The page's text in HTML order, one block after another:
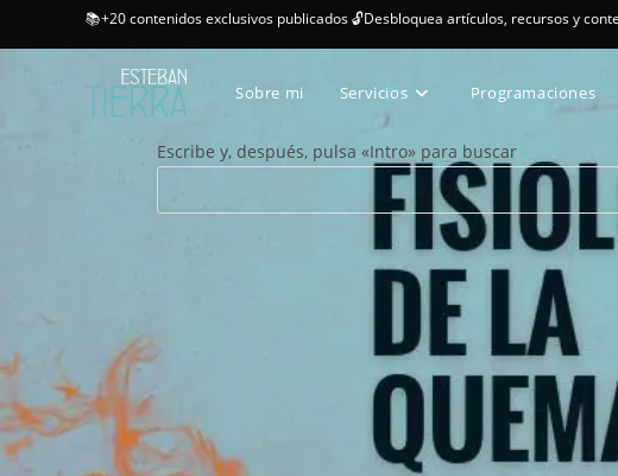
📚+20 contenidos exclusivos publicados 🔓Desbloquea artículos, recursos y
Sobre mi Servicios Programaciones
Escribe y, después, pulsa «Intro» para buscar